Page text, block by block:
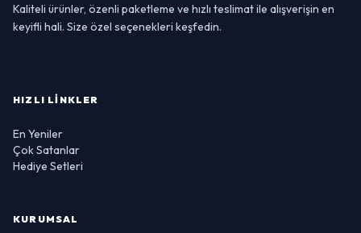
Kaliteli ürünler, özenli paketleme ve hızlı teslimat ile alışverişin en
keyifli hali. Size özel seçenekleri keşfedin.
HIZLI LINKLER
En Yeniler
Çok Satanlar
Hediye Setleri
KURUMSAL